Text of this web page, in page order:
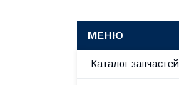
Каталог запчастей